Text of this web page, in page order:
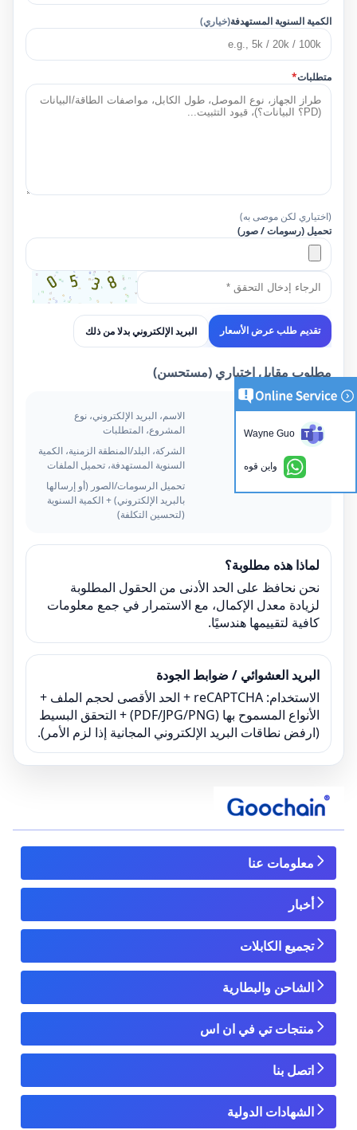
الكمية السنوية المستهدفة(خياري)
متطلبات*
(اختياري لكن موصى به)
تحميل (رسومات / صور)
تقديم طلب عرض الأسعار البريد الإلكتروني بدلا من ذلك
مطلوب مقابل اختياري (مستحسن)
مطلوب
الاسم، البريد الإلكتروني، نوع
المشروع، المتطلبات
خياري
الشركة، البلد/المنطقة الزمنية، الكمية
السنوية المستهدفة، تحميل الملفات
تحميل الرسومات/الصور (أو إرسالها
بالبريد الإلكتروني) + الكمية السنوية
(لتحسين التكلفة)
لماذا هذه مطلوبة؟
نحن نحافظ على الحد الأدنى من الحقول المطلوبة
لزيادة معدل الإكمال، مع الاستمرار في جمع معلومات
كافية لتقييمها هندسيًا.
البريد العشوائي / ضوابط الجودة
الاستخدام: reCAPTCHA + الحد الأقصى لحجم الملف +
الأنواع المسموح بها (PDF/JPG/PNG) + التحقق البسيط
(ارفض نطاقات البريد الإلكتروني المجانية إذا لزم الأمر).
معلومات عنا
أخبار
تجميع الكابلات
الشاحن والبطارية
منتجات تي في ان اس
اتصل بنا
الشهادات الدولية
Wayne Guo
واين قوه